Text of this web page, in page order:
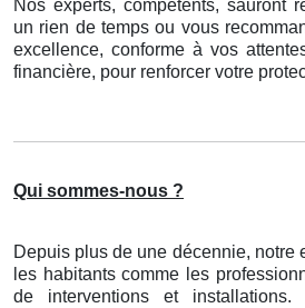
Nos experts, compétents, sauront
un rien de temps ou vous
excellence, conforme à vos
financière, pour renforcer votre
Qui sommes-nous ?
Depuis plus de une décennie, notre
les habitants comme les
de interventions et installations.